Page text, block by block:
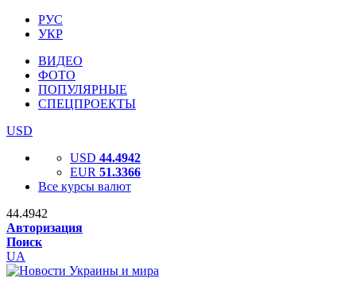
РУС
УКР
ВИДЕО
ФОТО
ПОПУЛЯРНЫЕ
СПЕЦПРОЕКТЫ
USD
USD 44.4942
EUR 51.3366
Все курсы валют
44.4942
Авторизация
Поиск
UA